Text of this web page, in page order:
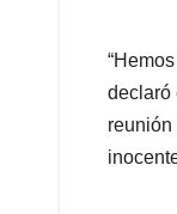
declaró
reunión